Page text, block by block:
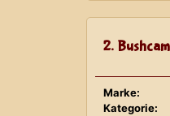
2.
Marke:
Kategorie: